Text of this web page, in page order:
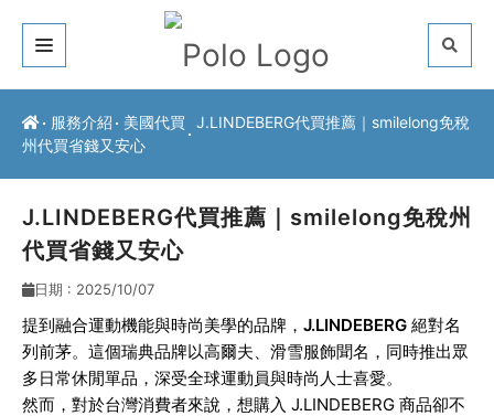
關於我們
服務介紹
常見問題
最新公告
聯絡方式
服務介紹 美國代買
J.LINDEBERG代買推薦｜smilelong免稅
州代買省錢又安心
J.LINDEBERG代買推薦｜smilelong免稅州
代買省錢又安心
日期 : 2025/10/07
提到融合運動機能與時尚美學的品牌， J.LINDEBERG 絕對名
列前茅。這個瑞典品牌以高爾夫、滑雪服飾聞名，同時推出眾
多日常休閒單品，深受全球運動員與時尚人士喜愛。
然而，對於台灣消費者來說，想購入 J.LINDEBERG 商品卻不